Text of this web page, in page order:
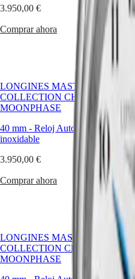
Elegance
MINI
DOLCEVITA
LONGINES
DOLCEVITA
LONGINES
PRIMALUNA
FLAGSHIP
CLASSIC
EVIDENZA
RECORD
ELEGANT
COLLECTION
CLASSIQUE
LEGEND
DIVER
ULTRA-
Malaysia
台
ไทย
Europa
Österreich
Belgique
België
Denmark
(En)
Ελλάδα
(El)
amplia:
una
historia
de
complejidad.
3.950,00 €
Comprar ahora
LONGINES MASTER
COLLECTION CHRONO
MOONPHASE
40 mm - Reloj Automático- Acero
inoxidable
3.950,00 €
Comprar ahora
LONGINES MASTER
COLLECTION CHRONO
MOONPHASE